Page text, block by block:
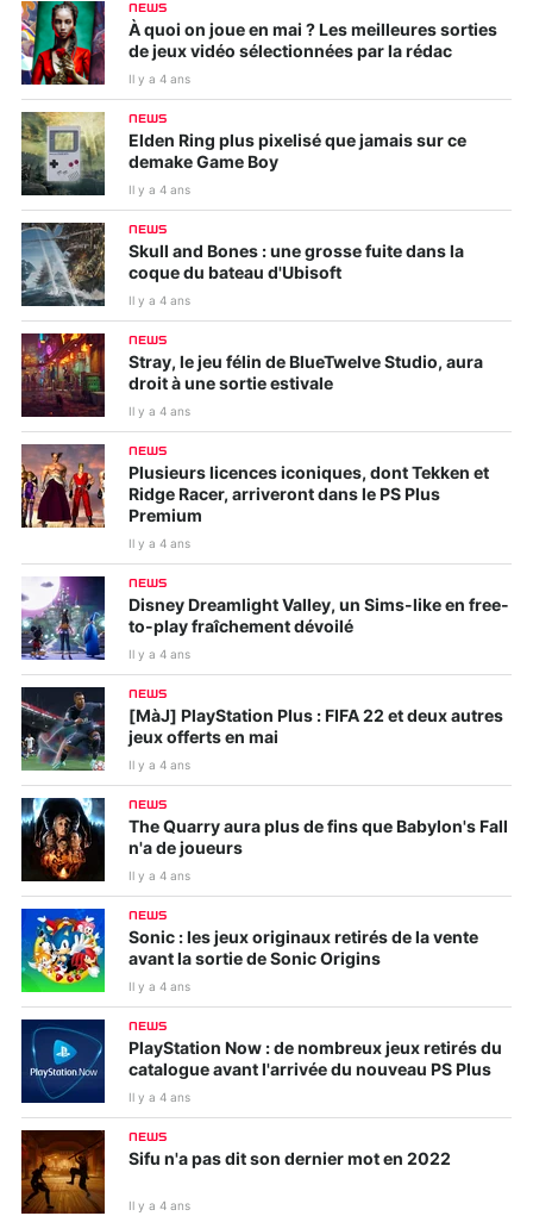
NEWS
À quoi on joue en mai ? Les meilleures sorties
de jeux vidéo sélectionnées par la rédac
Il y a 4 ans
NEWS
Elden Ring plus pixelisé que jamais sur ce
demake Game Boy
Il y a 4 ans
NEWS
Skull and Bones : une grosse fuite dans la
coque du bateau d'Ubisoft
Il y a 4 ans
NEWS
Stray, le jeu félin de BlueTwelve Studio, aura
droit à une sortie estivale
Il y a 4 ans
NEWS
Plusieurs licences iconiques, dont Tekken et
Ridge Racer, arriveront dans le PS Plus
Premium
Il y a 4 ans
NEWS
Disney Dreamlight Valley, un Sims-like en free-
to-play fraîchement dévoilé
Il y a 4 ans
NEWS
[MàJ] PlayStation Plus : FIFA 22 et deux autres
jeux offerts en mai
Il y a 4 ans
NEWS
The Quarry aura plus de fins que Babylon's Fall
n'a de joueurs
Il y a 4 ans
NEWS
Sonic : les jeux originaux retirés de la vente
avant la sortie de Sonic Origins
Il y a 4 ans
NEWS
PlayStation Now : de nombreux jeux retirés du
catalogue avant l'arrivée du nouveau PS Plus
Il y a 4 ans
NEWS
Sifu n'a pas dit son dernier mot en 2022
Il y a 4 ans